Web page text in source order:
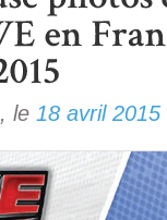
, le 18 avril 2015